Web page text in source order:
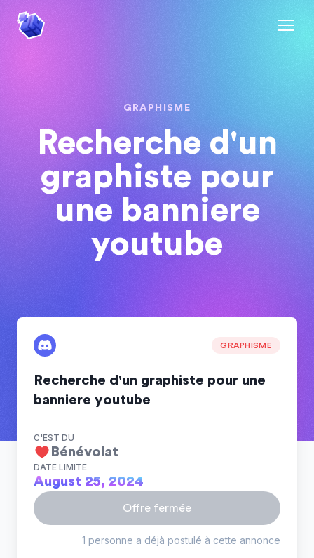
GRAPHISME
Recherche d'un
graphiste pour
une banniere
youtube
GRAPHISME
Recherche d'un graphiste pour une
banniere youtube
C'EST DU
Bénévolat
DATE LIMITE
August 25, 2024
Offre fermée
1 personne a déjà postulé à cette annonce